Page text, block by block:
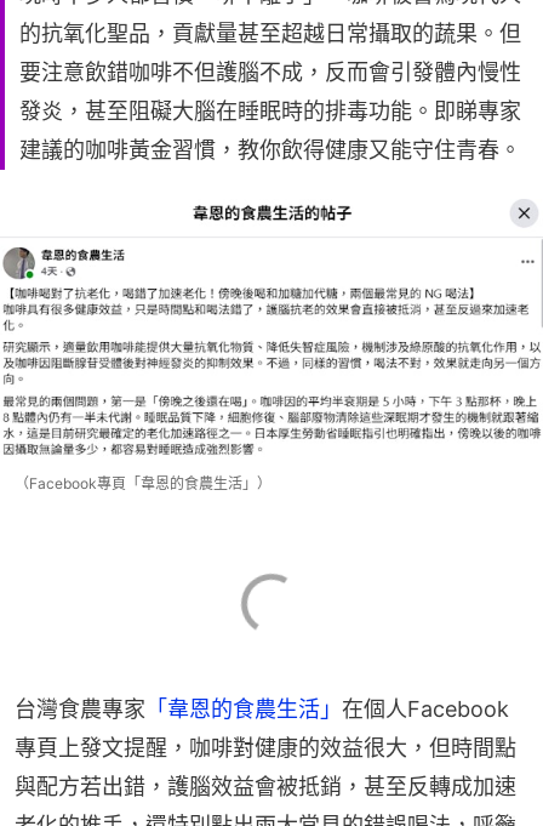
的抗氧化聖品，貢獻量甚至超越日常攝取的蔬果。但
要注意飲錯咖啡不但護腦不成，反而會引發體內慢性
發炎，甚至阻礙大腦在睡眠時的排毒功能。即睇專家
建議的咖啡黃金習慣，教你飲得健康又能守住青春。
（Facebook專頁「韋恩的食農生活」）
台灣食農專家 「韋恩的食農生活」 在個人Facebook
專頁上發文提醒，咖啡對健康的效益很大，但時間點
與配方若出錯，護腦效益會被抵銷，甚至反轉成加速